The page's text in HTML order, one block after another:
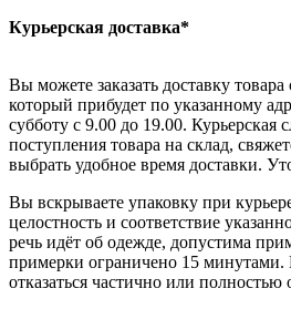
Курьерская доставка*
Вы можете заказать доставку
который прибудет по указанному
субботу с 9.00 до 19.00. Курьерская
поступления товара на склад,
выбрать удобное время доставки.
Вы вскрываете упаковку при
целостность и соответствие
речь идёт об одежде, допустима
примерки ограничено 15
отказаться частично или полностью